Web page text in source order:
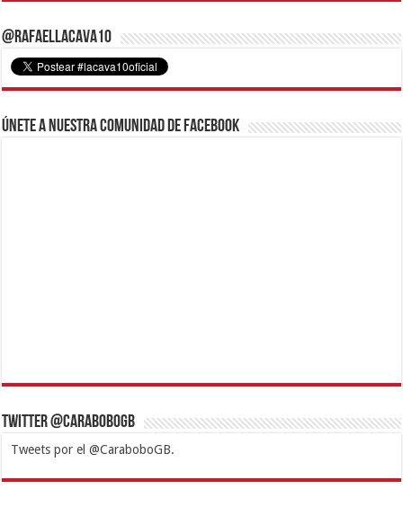
@RafaelLacava10
Únete a nuestra comunidad de Facebook
Twitter @CaraboboGB
Tweets por el @CaraboboGB.
1xbetBetturkeyBetistKralbetSupertotobetTipobetMatadorbetMariobet
https://mvbcasino.com/